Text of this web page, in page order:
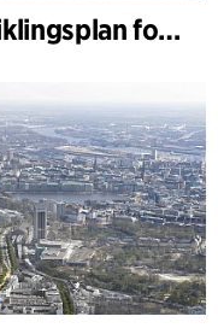
Bergen ByArena og udviklingsplan for Nygårdstangen